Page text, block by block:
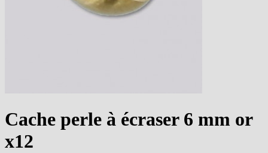
Cache perle à écraser 6 mm or
x12